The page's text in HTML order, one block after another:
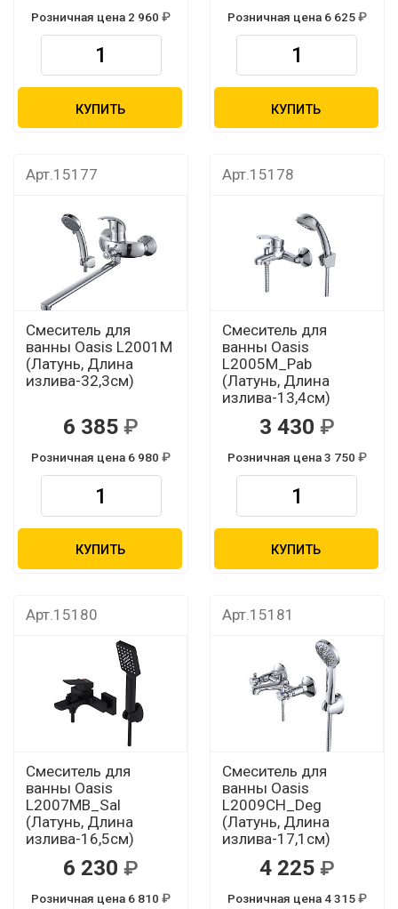
Розничная цена 2 960
КУПИТЬ
Розничная цена 6 625
КУПИТЬ
Арт.15177
Смеситель для
ванны Oasis L2001М
(Латунь, Длина
излива-32,3см)
6 385
Розничная цена 6 980
КУПИТЬ
Арт.15178
Смеситель для
ванны Oasis
L2005М_Pab
(Латунь, Длина
излива-13,4см)
3 430
Розничная цена 3 750
КУПИТЬ
Арт.15180
Смеситель для
ванны Oasis
L2007МB_Sal
(Латунь, Длина
излива-16,5см)
6 230
Розничная цена 6 810
Арт.15181
Смеситель для
ванны Oasis
L2009CH_Deg
(Латунь, Длина
излива-17,1см)
4 225
Розничная цена 4 315